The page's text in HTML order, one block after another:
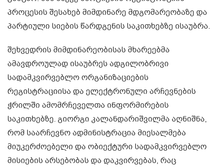
პროცესის შესახებ მიმდინარე მდგომარეობაზე და
პარტიული სიების წარდგენის საკითხებზე ისაუბრა.
შეხვედრის მიმდინარეობისას მხარეებმა
ამავდროულად ისაუბრეს ადგილობრივი
სადამკვირვებლო ორგანიზაციების
რეგისტრაციისა და ელექტრონული არჩევნების
ჭრილში ამომრჩეველთა ინფორმირების
საკითხებზე. გიორგი კალანდარიშვილმა აღნიშნა,
რომ საარჩევნო ადმინისტრაცია მიესალმება
მიუკერძოებელი და ობიექტური სადამკვირვებლო
მისიების არსებობას და დაკვირვებას, რაც